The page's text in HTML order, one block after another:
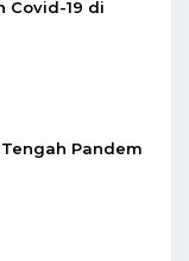
Covid-19 di
Pandemi